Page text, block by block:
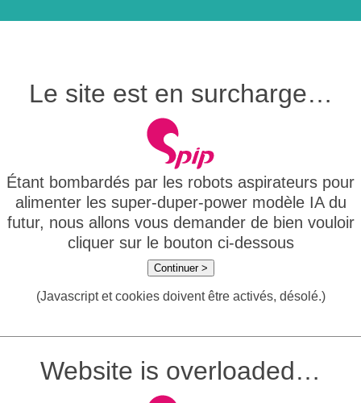
Le site est en surcharge…
Étant bombardés par les robots aspirateurs pour
alimenter les super-duper-power modèle IA du
futur, nous allons vous demander de bien vouloir
cliquer sur le bouton ci-dessous
Continuer >
(Javascript et cookies doivent être activés, désolé.)
Website is overloaded…